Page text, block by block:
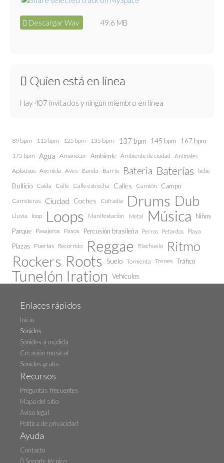
Descargar Wav 49.6 MB
Quien está en linea
Hay 407 invitados y ningún miembro en línea
89 bpm 115 bpm 125 bpm 135 bpm 137 bpm 145 bpm 167 bpm
175 bpm Agua Amanecer Ambiente Ambiente de ciudad Animales
Aplausos Avenida Aves Banda Barrio Bateria Baterías bebe
Bullicio Caida Calle Calle estrecha Calles Camión Campo
Carreteras Ciudad Coches Cofradía Drums Dub
Lluvia loop Loops Manifestación Metal Música
Niños
Parque Pasajeros Pasos Percusión brasileña Perros Petardos Playa
Plazas Puertas Recorrido Reggae Riachuelo Ritmo
Rockers Roots Suelo Tormenta Trenes Tráfico
Tunelón Iration Vehículos
Enlaces rápidos
Inicio
Sonidos
Sonidos a medida
Creación musical
Sonidos gratis
Recursos
Preguntas frecuentes
Mapa del sitio
Aviso legal
Política de privacidad
Ayuda
Contacto
Soporte técnico